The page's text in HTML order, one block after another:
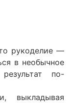
рукоделие —
в необычное
по-
выкладывая